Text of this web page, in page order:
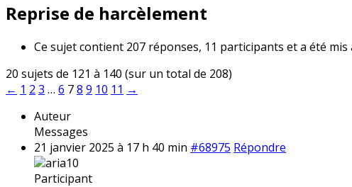
Reprise de harcèlement
Ce sujet contient 207 réponses, 11 participants et a été
20 sujets de 121 à 140 (sur un total de 208)
← 1 2 3 … 6 78 9 10 11 →
Auteur
Messages
21 janvier 2025 à 17 h 40 min #68975 Répondre
aria10
Participant